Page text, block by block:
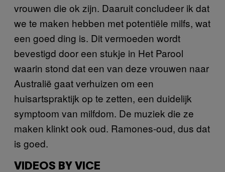
vrouwen die ok zijn. Daaruit concludeer ik dat
we te maken hebben met potentiële milfs, wat
een goed ding is. Dit vermoeden wordt
bevestigd door een stukje in Het Parool
waarin stond dat een van deze vrouwen naar
Australië gaat verhuizen om een
huisartspraktijk op te zetten, een duidelijk
symptoom van milfdom. De muziek die ze
maken klinkt ook oud. Ramones-oud, dus dat
is goed.
VIDEOS BY VICE